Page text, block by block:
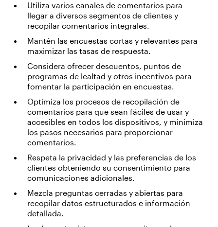
Utiliza varios canales de comentarios para
llegar a diversos segmentos de clientes y
recopilar comentarios integrales.
Mantén las encuestas cortas y relevantes para
maximizar las tasas de respuesta.
Considera ofrecer descuentos, puntos de
programas de lealtad y otros incentivos para
fomentar la participación en encuestas.
Optimiza los procesos de recopilación de
comentarios para que sean fáciles de usar y
accesibles en todos los dispositivos, y minimiza
los pasos necesarios para proporcionar
comentarios.
Respeta la privacidad y las preferencias de los
clientes obteniendo su consentimiento para
comunicaciones adicionales.
Mezcla preguntas cerradas y abiertas para
recopilar datos estructurados e información
detallada.